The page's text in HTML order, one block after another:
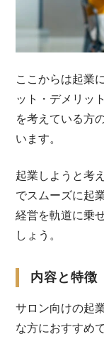
ここからは起業
ット・デメリッ
を考えている方
います。
起業しようと考
でスムーズに起
経営を軌道に乗
しょう。
内容と特徴
サロン向けの起
な方におすすめで